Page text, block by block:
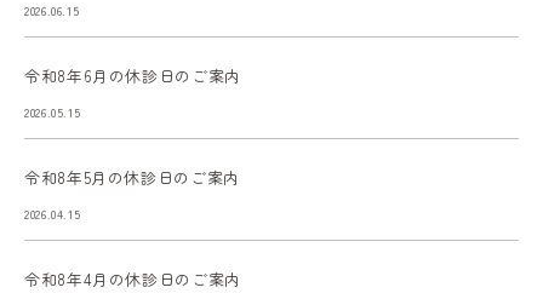
2026.06.15
令和8年6月の休診日のご案内
2026.05.15
令和8年5月の休診日のご案内
2026.04.15
令和8年4月の休診日のご案内